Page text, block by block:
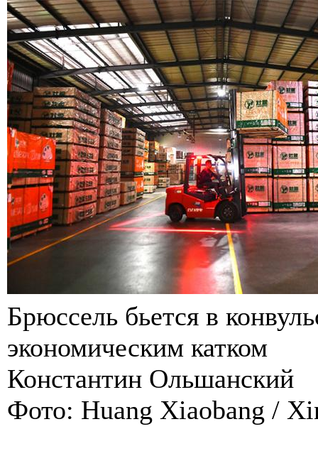
Брюссель бьется в
экономическим катком
Константин Ольшанский
Фото: Huang Xiaobang /